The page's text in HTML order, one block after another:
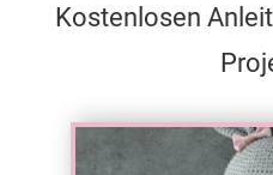
Kostenlosen